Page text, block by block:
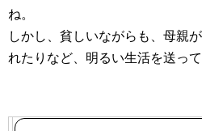
ね。
しかし、貧しいながらも、母親
れたりなど、明るい生活を送って